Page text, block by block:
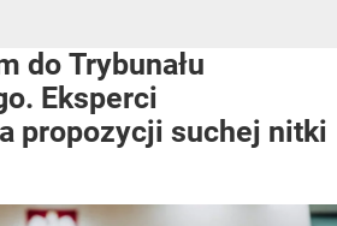
do Trybunału
Eksperci
propozycji suchej nitki